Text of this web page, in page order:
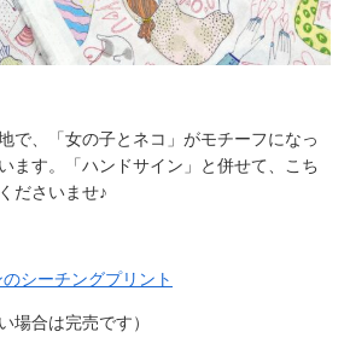
で、「女の子とネコ」がモチーフになっ
ます。「ハンドサイン」と併せて、こち
ださいませ♪
シーチングプリント
場合は完売です）